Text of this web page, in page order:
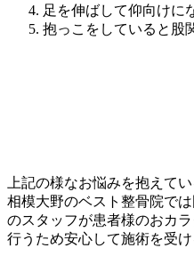
足を伸ばして仰向けに
抱っこをしていると股
上記の様なお悩みを抱えて
相模大野のベスト整骨院で
のスタッフが患者様のおカ
行うため安心して施術を受け